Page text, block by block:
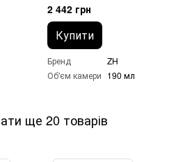
2 442 грн
Купити
Бренд
ZH
Об'єм камери 190 мл
ще 20 товарів